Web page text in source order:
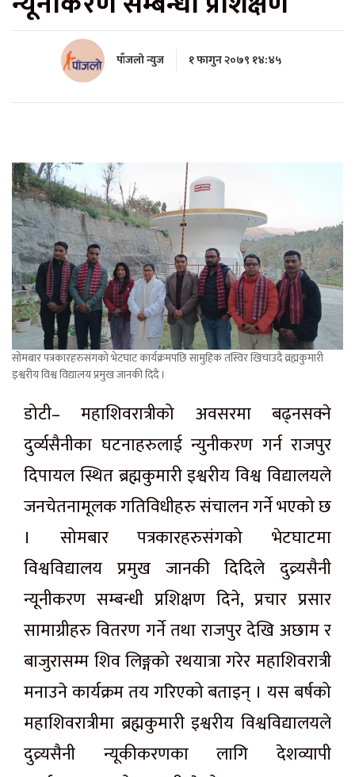
पाँजलो न्युज १ फागुन २०७९ १४:४५
सोमबार पत्रकारहरुसंगको भेटघाट कार्यक्रमपछि सामुहिक तस्विर खिचाउदै व्रह्मकुमारी
इश्वरीय विश्व विद्यालय प्रमुख जानकी दिदै ।
डोटी– महाशिवरात्रीको अवसरमा बढ्नसक्ने
दुर्व्यसैनीका घटनाहरुलाई न्युनीकरण गर्न राजपुर
दिपायल स्थित ब्रह्मकुमारी इश्वरीय विश्व विद्यालयले
जनचेतनामूलक गतिविधीहरु संचालन गर्ने भएको छ
। सोमबार पत्रकारहरुसंगको भेटघाटमा
विश्वविद्यालय प्रमुख जानकी दिदिले दुव्र्यसैनी
न्यूनीकरण सम्बन्धी प्रशिक्षण दिने, प्रचार प्रसार
सामाग्रीहरु वितरण गर्ने तथा राजपुर देखि अछाम र
बाजुरासम्म शिव लिङ्गको रथयात्रा गरेर महाशिवरात्री
मनाउने कार्यक्रम तय गरिएको बताइन् । यस बर्षको
महाशिवरात्रीमा ब्रह्मकुमारी इश्वरीय विश्वविद्यालयले
दुव्र्यसैनी न्यूकीकरणका लागि देशव्यापी